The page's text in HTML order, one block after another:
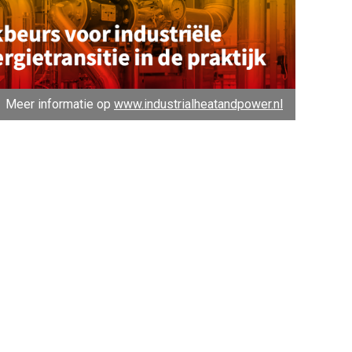
Meer informatie op www.industrialheatandpower.nl